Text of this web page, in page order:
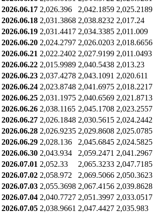
2026.06.17 2,026.396 2,042.1859 2,025.2189
2026.06.18 2,031.3868 2,038.8232 2,017.24
2026.06.19 2,031.4417 2,034.3385 2,011.009
2026.06.20 2,024.2797 2,026.0203 2,018.6656
2026.06.21 2,022.2402 2,027.9199 2,011.0493
2026.06.22 2,015.9989 2,040.5438 2,013.23
2026.06.23 2,037.4278 2,043.1091 2,020.611
2026.06.24 2,023.8748 2,041.6975 2,018.2217
2026.06.25 2,031.1975 2,040.6569 2,021.8713
2026.06.26 2,038.1165 2,045.1708 2,023.2557
2026.06.27 2,026.1848 2,030.5615 2,024.2442
2026.06.28 2,026.9235 2,029.8608 2,025.0785
2026.06.29 2,028.136 2,045.6845 2,024.5825
2026.06.30 2,043.934 2,059.2471 2,041.2967
2026.07.01 2,052.33 2,065.3233 2,047.7185
2026.07.02 2,058.972 2,069.5066 2,050.3623
2026.07.03 2,055.3698 2,067.4156 2,039.8628
2026.07.04 2,040.7727 2,051.3997 2,033.0517
2026.07.05 2,038.9661 2,047.4427 2,035.983